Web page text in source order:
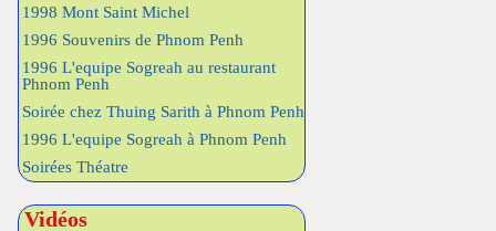
1998 Mont Saint Michel
1996 Souvenirs de Phnom Penh
1996 L'equipe Sogreah au restaurant
Phnom Penh
Soirée chez Thuing Sarith à Phnom Penh
1996 L'equipe Sogreah à Phnom Penh
Soirées Théatre
Vidéos